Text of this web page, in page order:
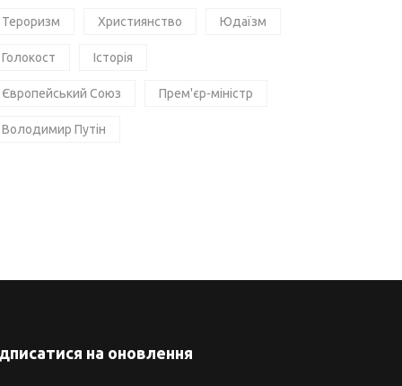
Тероризм Християнство Юдаїзм
Голокост Історія
Європейський Союз Прем'єр-міністр
Володимир Путін
на оновлення